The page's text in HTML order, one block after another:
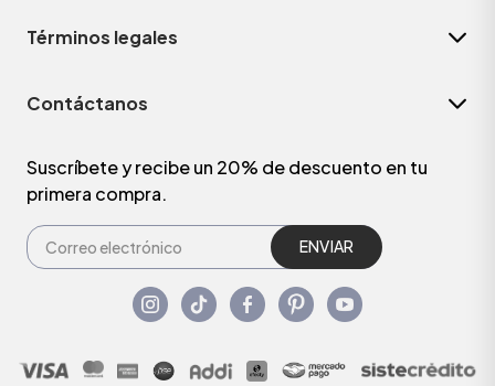
Términos legales
Contáctanos
Suscríbete y recibe un 20% de descuento en tu
primera compra.
ENVIAR